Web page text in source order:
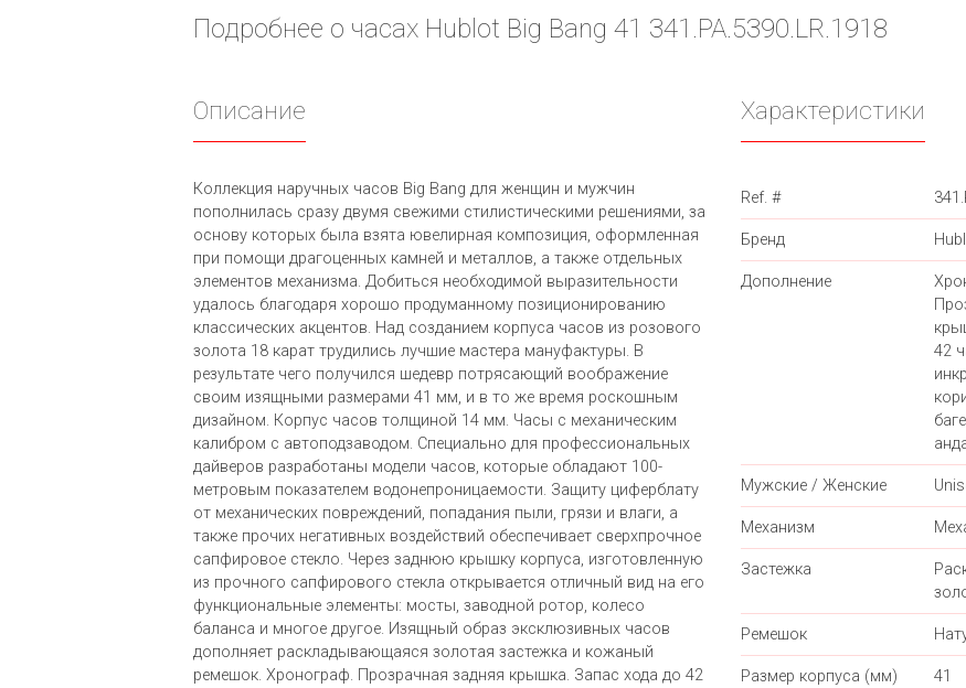
Подробнее о часах Hublot Big Bang 41 341.PA.5390.LR.1918
Описание
Коллекция наручных часов Big Bang для женщин и мужчин
пополнилась сразу двумя свежими стилистическими решениями, за
основу которых была взята ювелирная композиция, оформленная
при помощи драгоценных камней и металлов, а также отдельных
элементов механизма. Добиться необходимой выразительности
удалось благодаря хорошо продуманному позиционированию
классических акцентов. Над созданием корпуса часов из розового
золота 18 карат трудились лучшие мастера мануфактуры. В
результате чего получился шедевр потрясающий воображение
своим изящными размерами 41 мм, и в то же время роскошным
дизайном. Корпус часов толщиной 14 мм. Часы с механическим
калибром с автоподзаводом. Специально для профессиональных
дайверов разработаны модели часов, которые обладают 100-
метровым показателем водонепроницаемости. Защиту циферблату
от механических повреждений, попадания пыли, грязи и влаги, а
также прочих негативных воздействий обеспечивает сверхпрочное
сапфировое стекло. Через заднюю крышку корпуса, изготовленную
из прочного сапфирового стекла открывается отличный вид на его
функциональные элементы: мосты, заводной ротор, колесо
баланса и многое другое. Изящный образ эксклюзивных часов
дополняет раскладывающаяся золотая застежка и кожаный
ремешок. Хронограф. Прозрачная задняя крышка. Запас хода до 42
Характеристики
Ref. #
Бренд
Дополнение
42
Мужские / Женские
Механизм
Застежка
Ремешок
Размер корпуса (мм) 41